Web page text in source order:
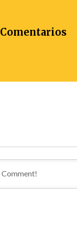
Comentarios